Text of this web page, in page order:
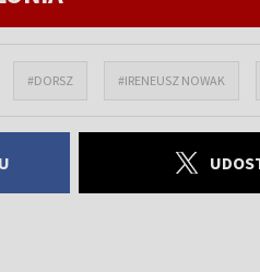
#DORSZ #IRENEUSZ NOWAK